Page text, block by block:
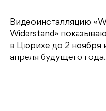
Видеоинсталляцию
Widerstand»
в Цюрихе до 2 ноября
апреля будущего года.